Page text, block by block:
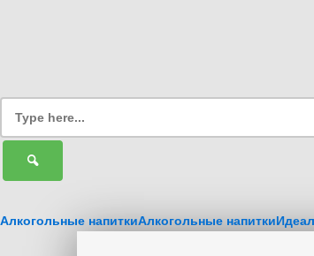
Алкогольные напиткиАлкогольные напитки